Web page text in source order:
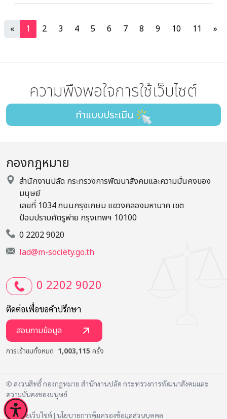
« 1 2 3 4 5 6 7 8 9 10 11 »
ความพึงพอใจการใช้เว็บไซต์
ทำแบบประเมิน
กองกฎหมาย
สำนักงานปลัด กระทรวงการพัฒนาสังคมและความมั่นคงของ
มนุษย์
เลขที่ 1034 ถนนกรุงเกษม แขวงคลองมหานาค เขต
ป้อมปราบศัตรูพ่าย กรุงเทพฯ 10100
0 2202 9020
lad@m-society.go.th
0 2202 9020
ติดต่อเพื่อขอคำปรึกษา
สอบถามข้อมูล
การเข้าชมทั้งหมด 1,003,115 ครั้ง
© สงวนสิทธิ์ กองกฎหมาย สำนักงานปลัด กระทรวงการพัฒนาสังคมและ
ความมั่นคงของมนุษย์
นโยบายเว็บไซต์ | นโยบายการคุ้มครองข้อมูลส่วนบุคคล